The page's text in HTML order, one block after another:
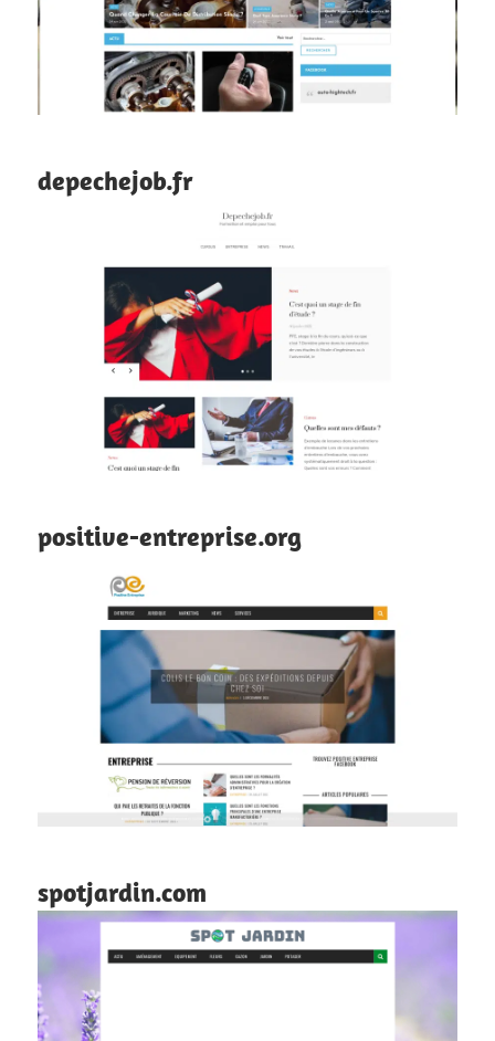
depechejob.fr
positive-entreprise.org
spotjardin.com